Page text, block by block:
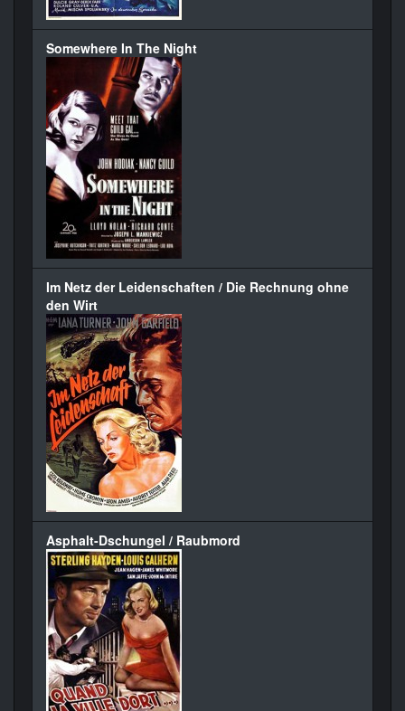
Somewhere In The Night
Im Netz der Leidenschaften / Die Rechnung ohne
den Wirt
Asphalt-Dschungel / Raubmord